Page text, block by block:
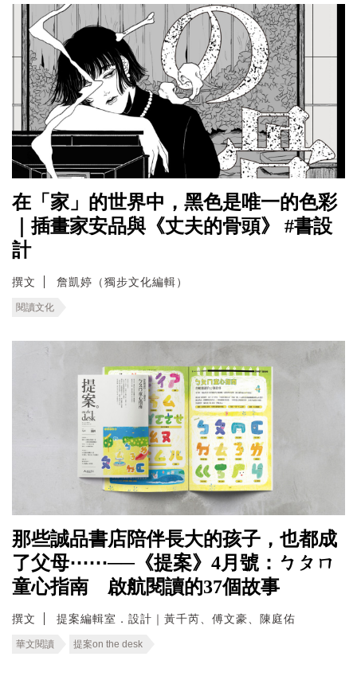
在「家」的世界中，黑色是唯一的色彩
｜插畫家安品與《丈夫的骨頭》 #書設
計
撰文 詹凱婷（獨步文化編輯）
閱讀文化
那些誠品書店陪伴長大的孩子，也都成
了父母⋯⋯──《提案》4月號：ㄅㄆㄇ
童心指南 啟航閱讀的37個故事
撰文 提案編輯室．設計｜黃千芮、傅文豪、陳庭佑
華文閱讀 提案on the desk